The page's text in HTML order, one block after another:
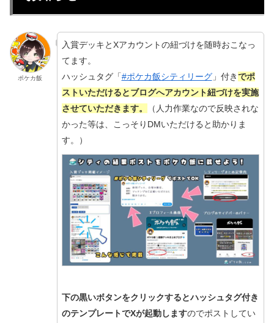
ポケカ飯
入賞デッキとXアカウントの紐づけを随時おこなっ
てます。
ハッシュタグ「#ポケカ飯シティリーグ」付きでポ
ストいただけるとブログへアカウント紐づけを実施
させていただきます。
（人力作業なので反映されな
かった等は、こっそりDMいただけると助かりま
す。）
下の黒いボタンをクリックするとハッシュタグ付き
のテンプレートでXが起動しますのでポストしてい